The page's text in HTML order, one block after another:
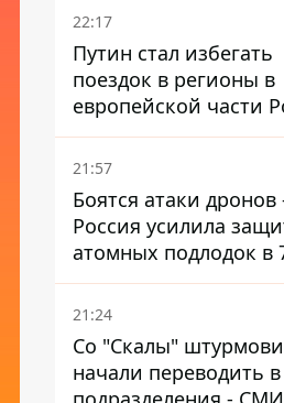
22:17
Путин стал избегать
поездок в регионы в
европейской части
куда регулярно
дроны
21:57
Боятся атаки дронов
Россия усилила
атомных подлодок в
км от Украины
21:24
Со "Скалы"
начали переводить